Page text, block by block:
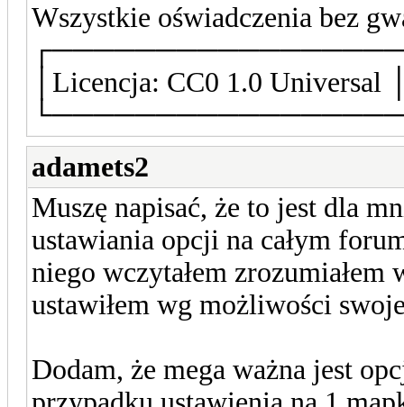
Wszystkie oświadczenia bez
│Licencja: CC0 1.0 Universal
adamets2
Muszę napisać, że to jest dla
ustawiania opcji na całym
niego wczytałem
ustawiłem wg możliwości
Dodam, że mega ważna jest